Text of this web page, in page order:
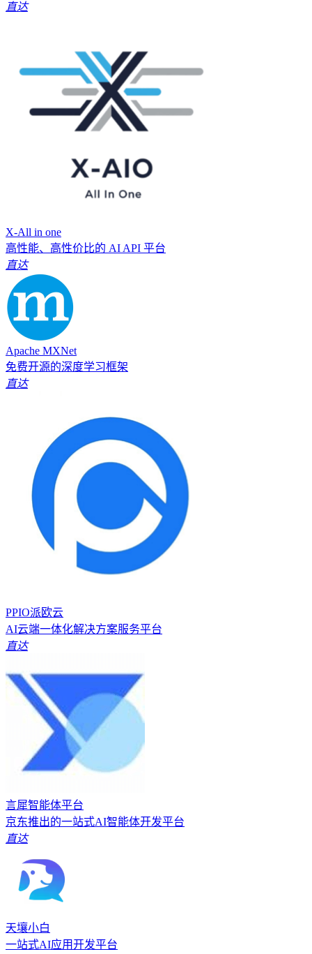
直达
X-All in one
高性能、高性价比的 AI API 平台
直达
Apache MXNet
免费开源的深度学习框架
直达
PPIO派欧云
AI云端一体化解决方案服务平台
直达
言犀智能体平台
京东推出的一站式AI智能体开发平台
直达
天壤小白
一站式AI应用开发平台